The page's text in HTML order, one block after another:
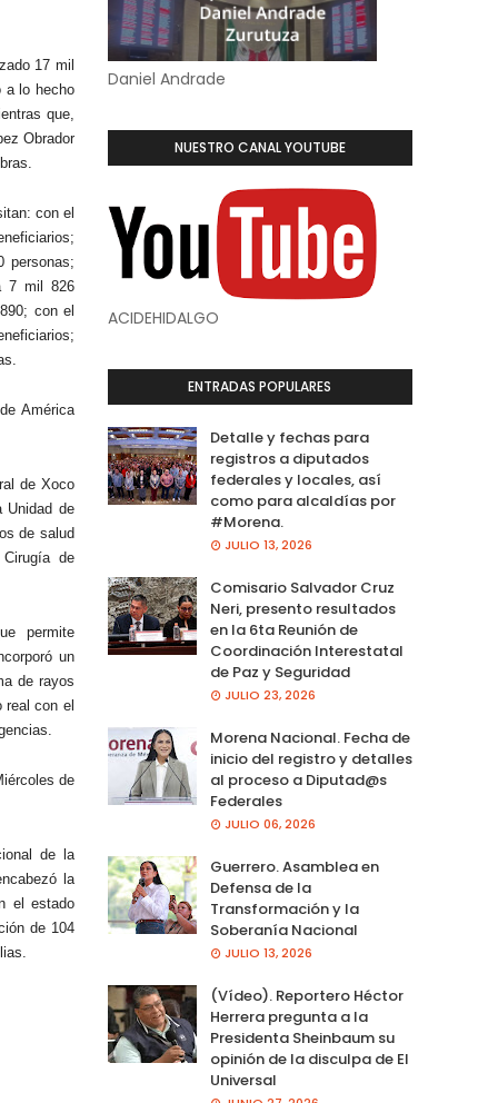
17 mil
a lo hecho
que,
Obrador
con el
personas;
7 mil 826
con el
América
de Xoco
Unidad de
de salud
de
permite
un
de rayos
real con el
de
de la
la
el estado
de 104
Daniel Andrade
NUESTRO CANAL YOUTUBE
ACIDEHIDALGO
ENTRADAS POPULARES
Detalle y fechas para
registros a diputados
federales y locales, así
como para alcaldías por
#Morena.
JULIO 13, 2026
Comisario Salvador Cruz
Neri, presento resultados
en la 6ta Reunión de
Coordinación Interestatal
de Paz y Seguridad
JULIO 23, 2026
Morena Nacional. Fecha de
inicio del registro y detalles
al proceso a Diputad@s
Federales
JULIO 06, 2026
Guerrero. Asamblea en
Defensa de la
Transformación y la
Soberanía Nacional
JULIO 13, 2026
(Vídeo). Reportero Héctor
Herrera pregunta a la
Presidenta Sheinbaum su
opinión de la disculpa de El
Universal